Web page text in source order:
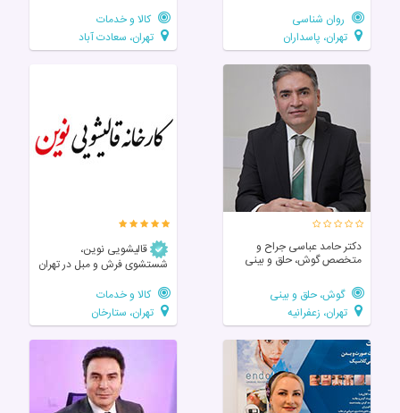
روان شناسی
تهران، پاسداران
کالا و خدمات
تهران، سعادت آباد
دکتر حامد عباسی جراح و
متخصص گوش، حلق و بینی
گوش، حلق و بینی
تهران، زعفرانیه
قالیشویی نوین،
شستشوی فرش و مبل در تهران
کالا و خدمات
تهران، ستارخان